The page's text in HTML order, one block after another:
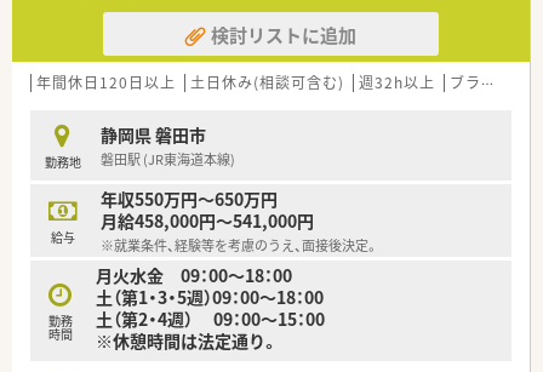
検討リストに追加
年間休日120日以上 土日休み(相談可含む) 週32h以上 ブランク可
勤務地
静岡県 磐田市
磐田駅 (JR東海道本線)
給与
年収550万円～650万円
月給458,000円～541,000円
※就業条件、経験等を考慮のうえ、面接後決定。
勤務
時間
月火水金 09：00～18：00
土（第1・3・5週）09：00～18：00
土（第2・4週） 09：00～15：00
※休憩時間は法定通り。